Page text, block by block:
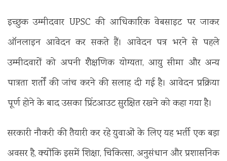
इच्छुक उम्मीदवार UPSC की आधिकारिक वेबसाइट पर जाकर
ऑनलाइन आवेदन कर सकते हैं। आवेदन पत्र भरने से पहले
उम्मीदवारों को अपनी शैक्षणिक योग्यता, आयु सीमा और अन्य
पात्रता शर्तों की जांच करने की सलाह दी गई है। आवेदन प्रक्रिया
पूर्ण होने के बाद उसका प्रिंटआउट सुरक्षित रखने को कहा गया है।
सरकारी नौकरी की तैयारी कर रहे युवाओं के लिए यह भर्ती एक बड़ा
अवसर है, क्योंकि इसमें शिक्षा, चिकित्सा, अनुसंधान और प्रशासनिक